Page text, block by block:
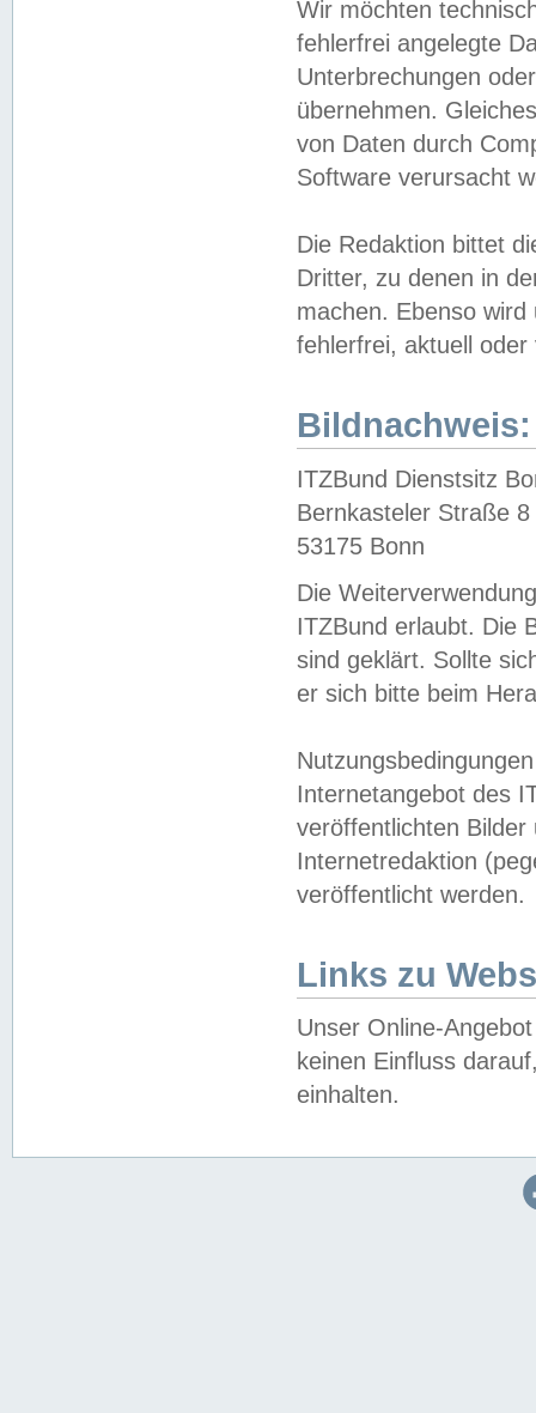
Wir möchten
fehlerfrei angelegte
Unterbrechungen
übernehmen.
von Daten durch
Software verursacht
Die Redaktion bittet
Dritter, zu denen in
machen. Ebenso
fehlerfrei, aktuell oder
Bildnachweis:
ITZBund Dienstsitz
Bernkasteler Straße 8
53175 Bonn
Die
ITZBund erlaubt. Die
sind geklärt. Sollte
er sich bitte beim
Internetangebot des
veröffentlichten
Internetredaktion
veröffentlicht werden.
Links zu
Unser Online-
keinen Einfluss
einhalten.